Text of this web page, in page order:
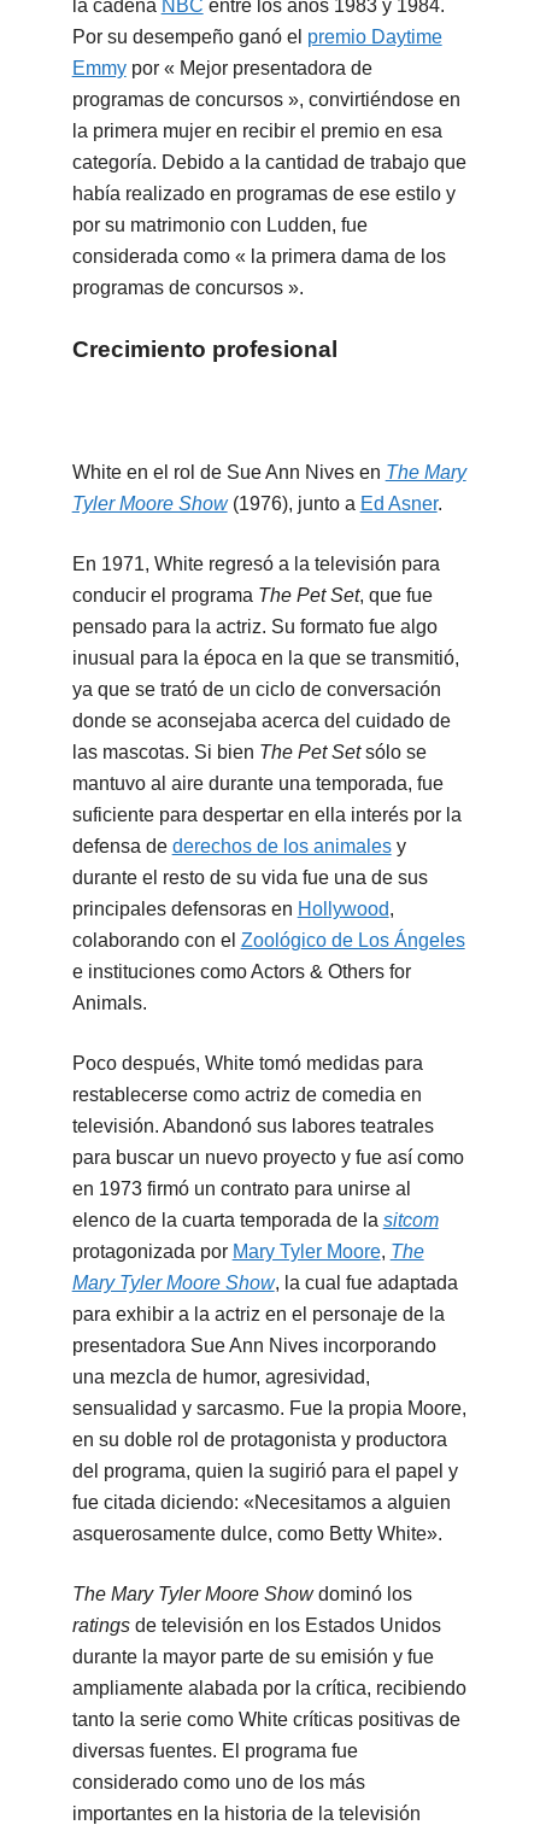
la cadena NBC entre los años 1983 y 1984.
Por su desempeño ganó el premio Daytime
Emmypor « Mejor presentadora de
programas de concursos », convirtiéndose en
la primera mujer en recibir el premio en esa
categoría. Debido a la cantidad de trabajo que
había realizado en programas de ese estilo y
por su matrimonio con Ludden, fue
considerada como « la primera dama de los
programas de concursos ».
Crecimiento profesional
White en el rol de Sue Ann Nives en The Mary
Tyler Moore Show(1976), junto a Ed Asner.
En 1971, White regresó a la televisión para
conducir el programa The Pet Set, que fue
pensado para la actriz. Su formato fue algo
inusual para la época en la que se transmitió,
ya que se trató de un ciclo de conversación
donde se aconsejaba acerca del cuidado de
las mascotas. Si bien The Pet Setsólo se
mantuvo al aire durante una temporada, fue
suficiente para despertar en ella interés por la
defensa de derechos de los animalesy
durante el resto de su vida fue una de sus
principales defensoras en Hollywood,
colaborando con el Zoológico de Los Ángeles
e instituciones como Actors & Others for
Animals.
Poco después, White tomó medidas para
restablecerse como actriz de comedia en
televisión. Abandonó sus labores teatrales
para buscar un nuevo proyecto y fue así como
en 1973 firmó un contrato para unirse al
elenco de la cuarta temporada de la sitcom
protagonizada por Mary Tyler Moore, The
Mary Tyler Moore Show, la cual fue adaptada
para exhibir a la actriz en el personaje de la
presentadora Sue Ann Nives incorporando
una mezcla de humor, agresividad,
sensualidad y sarcasmo. Fue la propia Moore,
en su doble rol de protagonista y productora
del programa, quien la sugirió para el papel y
fue citada diciendo: «Necesitamos a alguien
asquerosamente dulce, como Betty White».
The Mary Tyler Moore Showdominó los
ratingsde televisión en los Estados Unidos
durante la mayor parte de su emisión y fue
ampliamente alabada por la crítica, recibiendo
tanto la serie como White críticas positivas de
diversas fuentes. El programa fue
considerado como uno de los más
importantes en la historia de la televisión